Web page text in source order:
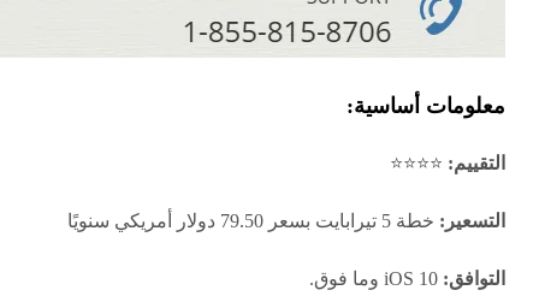
معلومات أساسية:
التقييم: ⭐⭐⭐⭐
التسعير: خطة 5 تيرابايت بسعر 79.50 دولار أمريكي سنويًا
التوافق: